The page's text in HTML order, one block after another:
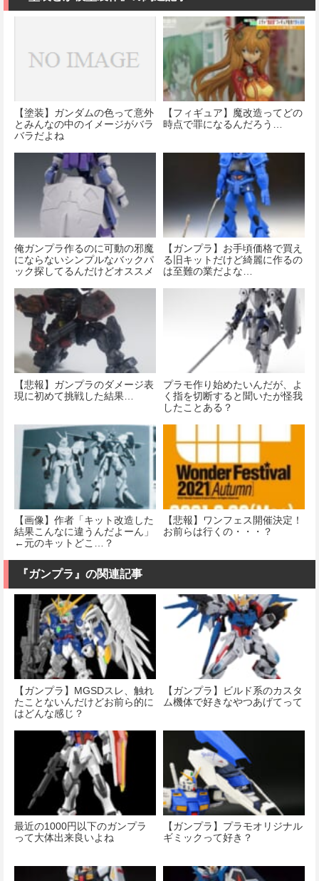
【塗装】ガンダムの色って意外
とみんなの中のイメージがバラ
バラだよね
【フィギュア】魔改造ってどの
時点で罪になるんだろう…
俺ガンプラ作るのに可動の邪魔
にならないシンプルなバックパ
ック探してるんだけどオススメ
【ガンプラ】お手頃価格で買え
る旧キットだけど綺麗に作るの
は至難の業だよな…
【悲報】ガンプラのダメージ表
現に初めて挑戦した結果…
プラモ作り始めたいんだが、よ
く指を切断すると聞いたが怪我
したことある？
【画像】作者「キット改造した
結果こんなに違うんだよーん」
←元のキットどこ…？
【悲報】ワンフェス開催決定！
お前らは行くの・・・？
『ガンプラ』の関連記事
【ガンプラ】MGSDスレ、触れ
たことないんだけどお前ら的に
はどんな感じ？
【ガンプラ】ビルド系のカスタ
ム機体で好きなやつあげてって
最近の1000円以下のガンプラ
って大体出来良いよね
【ガンプラ】プラモオリジナル
ギミックって好き？